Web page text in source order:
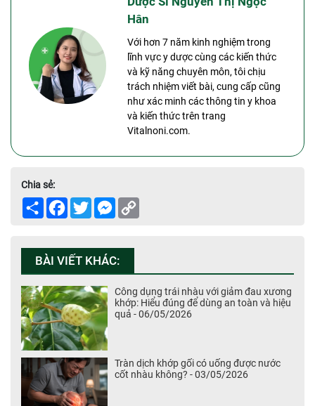
Hân
Với hơn 7 năm kinh nghiệm trong
lĩnh vực y dược cùng các kiến thức
và kỹ năng chuyên môn, tôi chịu
trách nhiệm viết bài, cung cấp cũng
như xác minh các thông tin y khoa
và kiến thức trên trang
Vitalnoni.com.
Chia sẻ:
Share Facebook
TwitterMessenger
BÀI VIẾT KHÁC:
Công dụng trái nhàu với giảm đau xương
khớp: Hiểu đúng để dùng an toàn và hiệu
quả - 06/05/2026
Tràn dịch khớp gối có uống được nước
cốt nhàu không? - 03/05/2026